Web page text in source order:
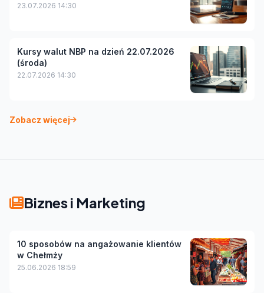
23.07.2026 14:30
Kursy walut NBP na dzień 22.07.2026
(środa)
22.07.2026 14:30
Zobacz więcej
Biznes i Marketing
10 sposobów na angażowanie klientów
w Chełmży
25.06.2026 18:59